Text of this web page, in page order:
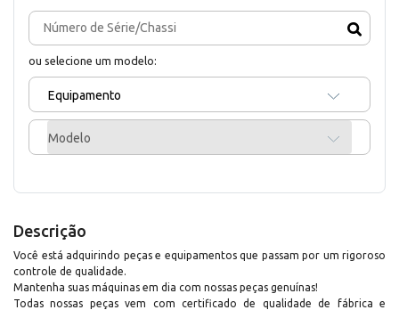
ou selecione um modelo:
Equipamento
Modelo
Descrição
Você está adquirindo peças e equipamentos que passam por um rigoroso
controle de qualidade.
Mantenha suas máquinas em dia com nossas peças genuínas!
Todas nossas peças vem com certificado de qualidade de fábrica e